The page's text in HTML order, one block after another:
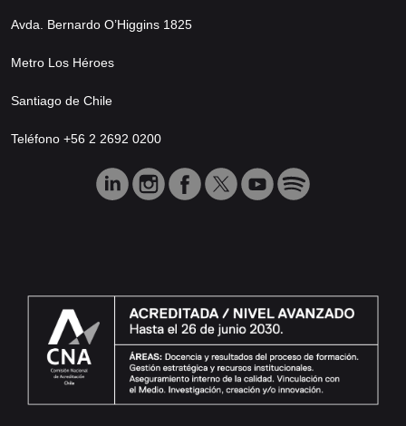
Avda. Bernardo O’Higgins 1825
Metro Los Héroes
Santiago de Chile
Teléfono +56 2 2692 0200